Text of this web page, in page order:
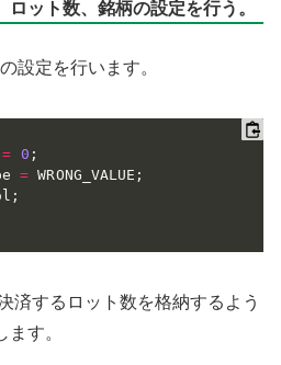
ット数、銘柄の設定を行う。
設定を行います。
= 0 ;
= WRONG_VALUE ;
;
済するロット数を格納するよう
ます。